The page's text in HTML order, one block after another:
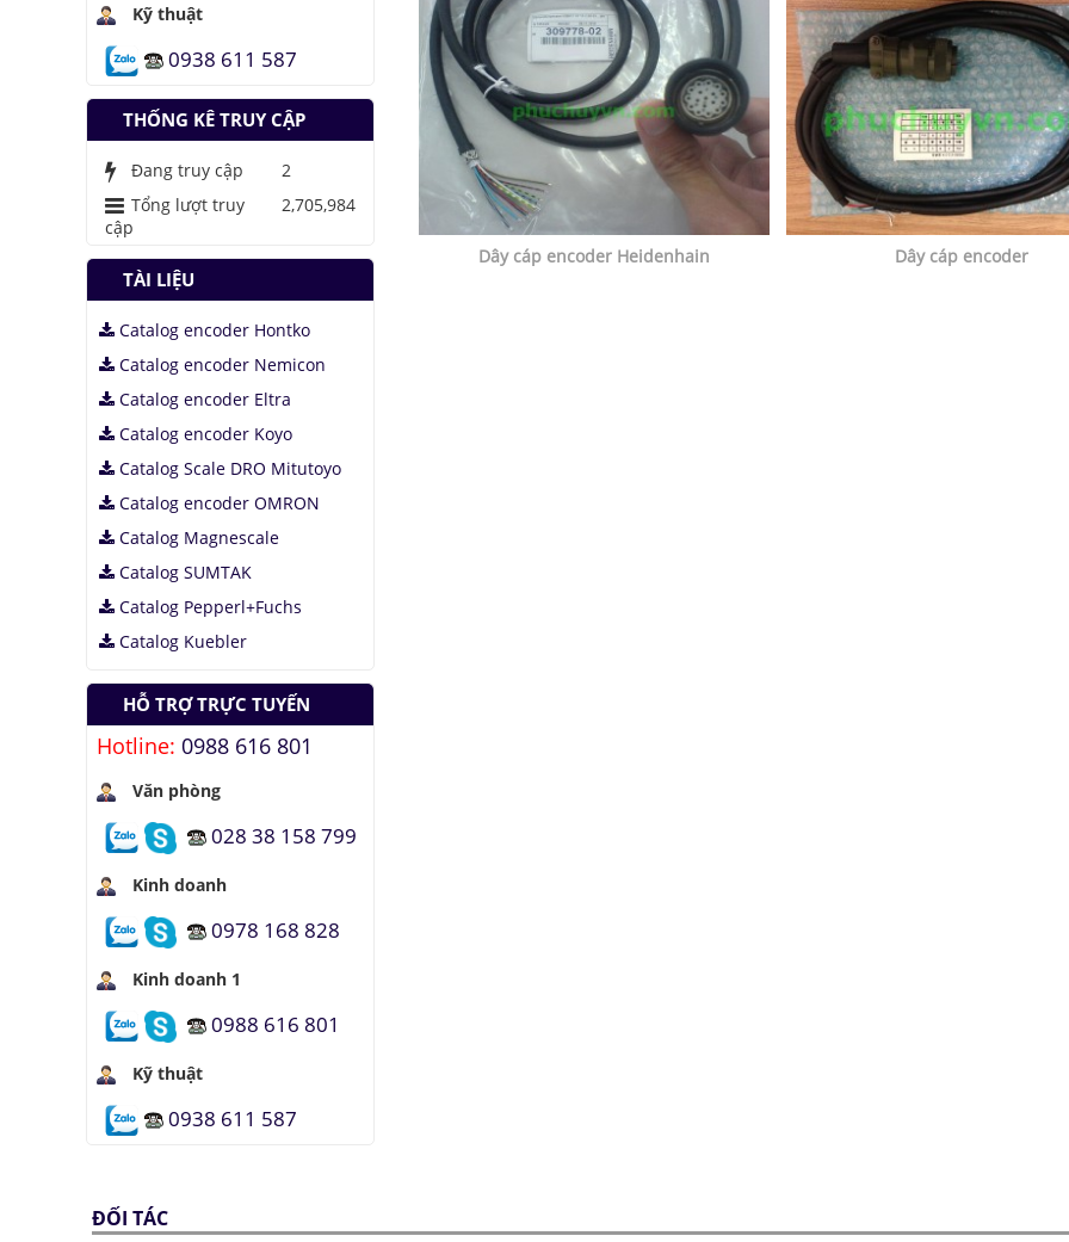
Dây cáp encoder Heidenhain Dây cáp encoder
Đảo ngược quá trình
nhiên liệu
Hầm đỗ xe tự động
dưới lòng đất của
Nhật
Áo chống đạn xuyên
giáp bằng bọt kim
loại
Những thăng trầm
của trí tuệ nhân tạo
Lưu trữ hình ảnh kỹ
Kỹ thuật
0938 611 587
THỐNG KÊ TRUY CẬP
Đang truy cập
2
Tổng lượt truy
cập
2,705,984
TÀI LIỆU
Catalog encoder Hontko
Catalog encoder Nemicon
Catalog encoder Eltra
Catalog encoder Koyo
Catalog Scale DRO Mitutoyo
Catalog encoder OMRON
Catalog Magnescale
Catalog SUMTAK
Catalog Pepperl+Fuchs
Catalog Kuebler
HỖ TRỢ TRỰC TUYẾN
Hotline: 0988 616 801
Văn phòng
028 38 158 799
Kinh doanh
0978 168 828
Kinh doanh 1
0988 616 801
Kỹ thuật
0938 611 587
ĐỐI TÁC